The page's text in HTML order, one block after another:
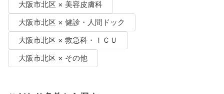
大阪市北区 × 美容皮膚科
大阪市北区 × 健診・人間ドック
大阪市北区 × 救急科・ＩＣＵ
大阪市北区 × その他